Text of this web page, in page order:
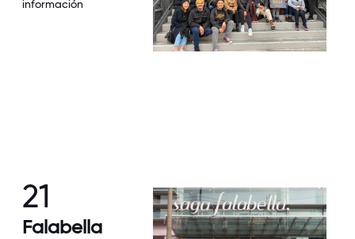
información
21
Falabella